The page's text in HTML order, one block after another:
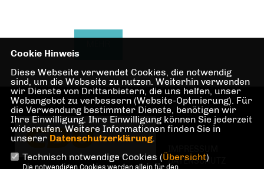
DATENSCHUTZ
Cookie Hinweis
Diese Webseite verwendet Cookies, die notwendig
sind, um die Webseite zu nutzen. Weiterhin verwenden
wir Dienste von Drittanbietern, die uns helfen, unser
Webangebot zu verbessern (Website-Optmierung). Für
die Verwendung bestimmter Dienste, benötigen wir
Ihre Einwilligung. Ihre Einwilligung können Sie jederzeit
widerrufen. Weitere Informationen finden Sie in
unserer Datenschutzerklärung.
Technisch notwendige Cookies (Übersicht)
Die notwendigen Cookies werden allein für den